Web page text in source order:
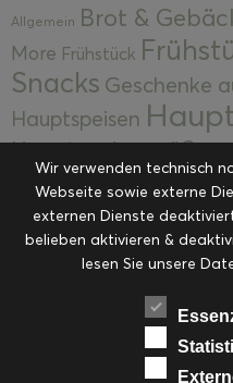
Allgemein Brot &
More Frühstück
Snacks Geschenke
Hauptspeisen
Hauptspeisen süß
Kuchen, Torten
Desserts Kulinarik
Eingemachtes Ohne
RezepteSaisonal
Suppen, Salate &
Vorspeisen,
Weihnachten
Wir verwenden technisch
Webseite sowie externe
externen Dienste
belieben aktivieren &
lesen Sie unsere